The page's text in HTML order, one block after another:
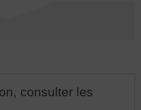
consulter les